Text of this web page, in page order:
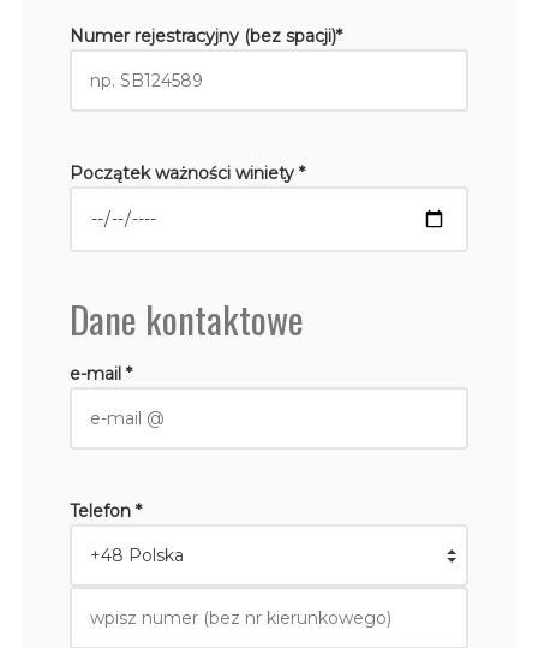
Numer rejestracyjny (bez spacji)*
Początek ważności winiety *
Dane kontaktowe
e-mail *
Telefon *